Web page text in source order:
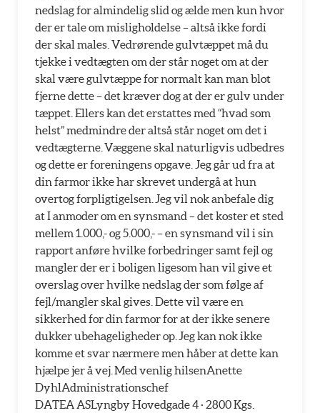
nedslag for almindelig slid og ælde men kun hvor
der er tale om misligholdelse – altså ikke fordi
der skal males. Vedrørende gulvtæppet må du
tjekke i vedtægten om der står noget om at der
skal være gulvtæppe for normalt kan man blot
fjerne dette – det kræver dog at der er gulv under
tæppet. Ellers kan det erstattes med “hvad som
helst” medmindre der altså står noget om det i
vedtægterne. Væggene skal naturligvis udbedres
og dette er foreningens opgave. Jeg går ud fra at
din farmor ikke har skrevet undergå at hun
overtog forpligtigelsen. Jeg vil nok anbefale dig
at I anmoder om en synsmand – det koster et sted
mellem 1.000,- og 5.000,- – en synsmand vil i sin
rapport anføre hvilke forbedringer samt fejl og
mangler der er i boligen ligesom han vil give et
overslag over hvilke nedslag der som følge af
fejl/mangler skal gives. Dette vil være en
sikkerhed for din farmor for at der ikke senere
dukker ubehageligheder op. Jeg kan nok ikke
komme et svar nærmere men håber at dette kan
hjælpe jer å vej. Med venlig hilsenAnette
DyhlAdministrationschef
DATEA ASLyngby Hovedgade 4 · 2800 Kgs.